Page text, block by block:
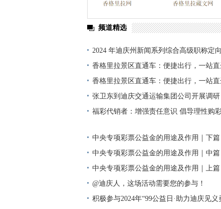
频道精选
2024 年迪庆州新闻系列综合高级职称定
单公示
香格里拉景区直通车：便捷出行，一站
香格里拉景区直通车：便捷出行，一站
张卫东到迪庆交通运输集团公司开展调研
福彩代销者：增强责任意识 倡导理性购
中央专项彩票公益金的用途及作用｜下篇
中央专项彩票公益金的用途及作用｜中篇
中央专项彩票公益金的用途及作用｜上篇
@迪庆人，这场活动需要您的参与！
积极参与2024年“99公益日·助力迪庆见